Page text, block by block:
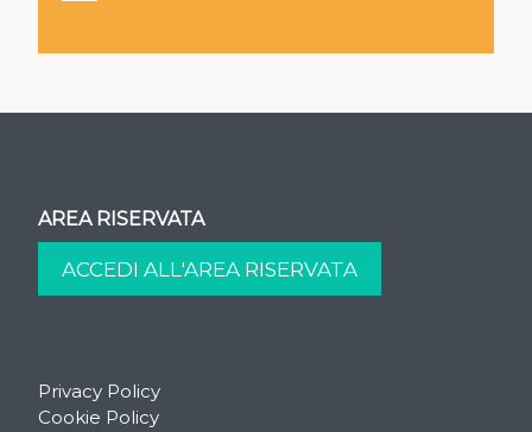
AREA RISERVATA
Privacy Policy
Cookie Policy